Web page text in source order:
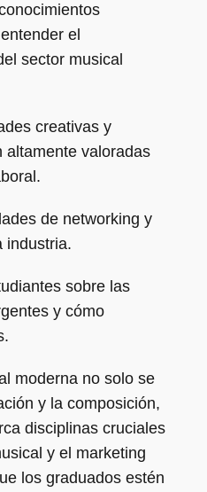
el
sector musical
creativas y
altamente valoradas
de networking y
industria.
sobre las
y cómo
moderna no solo se
y la composición,
disciplinas cruciales
y el marketing
los graduados estén